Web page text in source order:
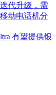
代升级，需
动电话机分
有望提供银